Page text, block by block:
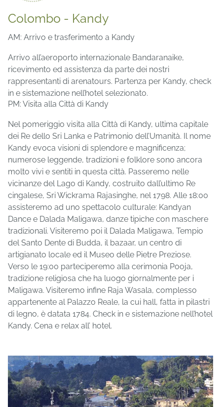
Colombo - Kandy
AM: Arrivo e trasferimento a Kandy
Arrivo all’aeroporto internazionale Bandaranaike,
ricevimento ed assistenza da parte dei nostri
rappresentanti di arenatours. Partenza per Kandy, check
in e sistemazione nell’hotel selezionato.
PM: Visita alla Città di Kandy
Nel pomeriggio visita alla Città di Kandy, ultima capitale
dei Re dello Sri Lanka e Patrimonio dell’Umanità. Il nome
Kandy evoca visioni di splendore e magnificenza;
numerose leggende, tradizioni e folklore sono ancora
molto vivi e sentiti in questa città. Passeremo nelle
vicinanze del Lago di Kandy, costruito dall’ultimo Re
cingalese, Sri Wickrama Rajasinghe, nel 1798. Alle 18:00
assisteremo ad uno spettacolo culturale: Kandyan
Dance e Dalada Maligawa, danze tipiche con maschere
tradizionali. Visiteremo poi il Dalada Maligawa, Tempio
del Santo Dente di Budda, il bazaar, un centro di
artigianato locale ed il Museo delle Pietre Preziose.
Verso le 19:00 parteciperemo alla cerimonia Pooja,
tradizione religiosa che ha luogo giornalmente per i
Maligawa. Visiteremo infine Raja Wasala, complesso
appartenente al Palazzo Reale, la cui hall, fatta in pilastri
di legno, è datata 1784. Check in e sistemazione nell’hotel
Kandy. Cena e relax all’ hotel.